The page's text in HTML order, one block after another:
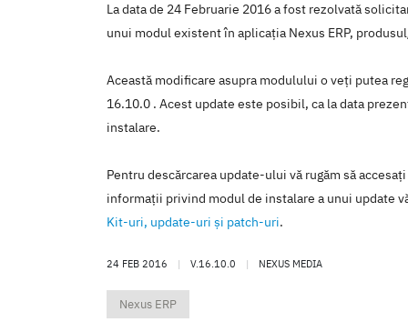
La data de 24 Februarie 2016 a fost rezolvată
unui modul existent în aplicaţia Nexus ERP,
Această modificare asupra modulului o veţi putea
16.10.0 . Acest update este posibil, ca la data
instalare.
Pentru descărcarea update-ului vă rugăm să
informaţii privind modul de instalare a unui update
Kit-uri, update-uri şi patch-uri.
24 FEB 2016 | V.16.10.0 | NEXUS MEDIA
Nexus ERP